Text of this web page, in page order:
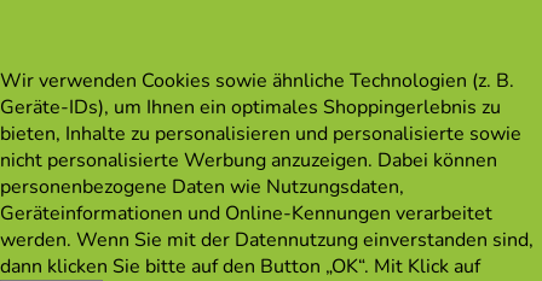
Wir verwenden Cookies sowie ähnliche Technologien (z. B.
Geräte-IDs), um Ihnen ein optimales Shoppingerlebnis zu
bieten, Inhalte zu personalisieren und personalisierte sowie
nicht personalisierte Werbung anzuzeigen. Dabei können
personenbezogene Daten wie Nutzungsdaten,
Geräteinformationen und Online-Kennungen verarbeitet
werden. Wenn Sie mit der Datennutzung einverstanden sind,
dann klicken Sie bitte auf den Button „OK“. Mit Klick auf